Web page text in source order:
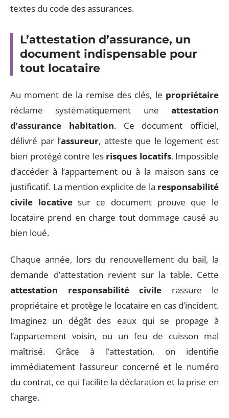
textes du code des assurances.
L’attestation d’assurance, un
document indispensable pour
tout locataire
Au moment de la remise des clés, le propriétaire
réclame systématiquement une attestation
d’assurance habitation. Ce document officiel,
délivré par l’assureur, atteste que le logement est
bien protégé contre les risques locatifs. Impossible
d’accéder à l’appartement ou à la maison sans ce
justificatif. La mention explicite de la responsabilité
civile locativesur ce document prouve que le
locataire prend en charge tout dommage causé au
bien loué.
Chaque année, lors du renouvellement du bail, la
demande d’attestation revient sur la table. Cette
attestation responsabilité civile rassure le
propriétaire et protège le locataire en cas d’incident.
Imaginez un dégât des eaux qui se propage à
l’appartement voisin, ou un feu de cuisson mal
maîtrisé. Grâce à l’attestation, on identifie
immédiatement l’assureur concerné et le numéro
du contrat, ce qui facilite la déclaration et la prise en
charge.